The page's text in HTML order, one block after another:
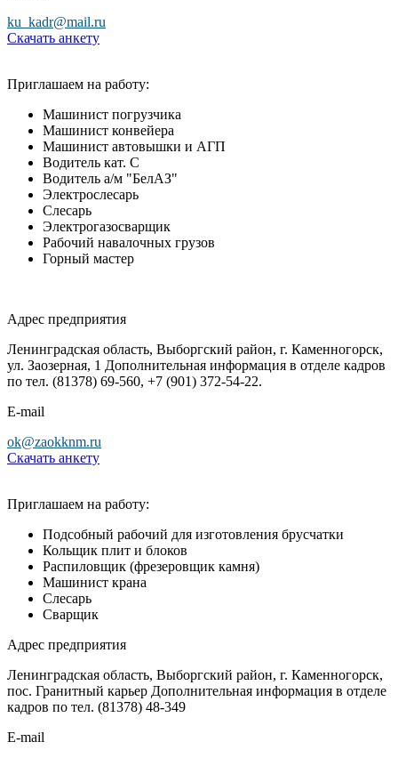
ku_kadr@mail.ru
Скачать анкету
Приглашаем на работу:
Машинист погрузчика
Машинист конвейера
Машинист автовышки и АГП
Водитель кат. С
Водитель а/м "БелАЗ"
Электрослесарь
Слесарь
Электрогазосварщик
Рабочий навалочных грузов
Горный мастер
Адрес предприятия
Ленинградская область, Выборгский район, г. Каменногорск,
ул. Заозерная, 1 Дополнительная информация в отделе кадров
по тел. (81378) 69-560, +7 (901) 372-54-22.
Е-mail
ok@zaоkknm.ru
Скачать анкету
Приглашаем на работу:
Подсобный рабочий для изготовления брусчатки
Кольщик плит и блоков
Распиловщик (фрезеровщик камня)
Машинист крана
Слесарь
Сварщик
Адрес предприятия
Ленинградская область, Выборгский район, г. Каменногорск,
пос. Гранитный карьер Дополнительная информация в отделе
кадров по тел. (81378) 48-349
Е-mail